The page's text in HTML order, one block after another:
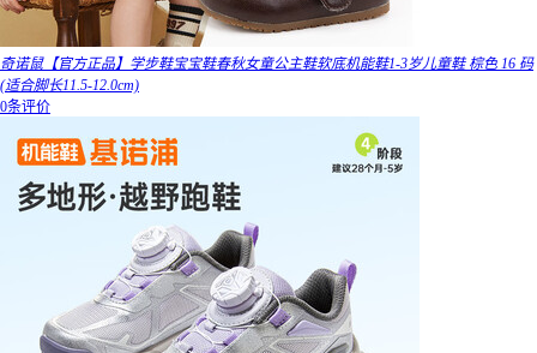
奇诺鼠【官方正品】学步鞋宝宝鞋春秋女童公主鞋软底机能鞋1-3岁儿童鞋 棕色 16 码
(适合脚长11.5-12.0cm)
0条评价